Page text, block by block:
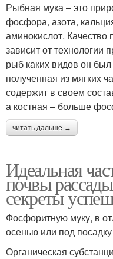
Рыбная мука – это
фосфора, азота,
аминокислот. Качество
зависит от технологии
рыб каких видов он
полученная из мягких
содержит в своем
а костная – больше
читать дальше →
Идеальная
почвы
секреты
Фосфоритную муку, в
осенью или под посадку
Органическая